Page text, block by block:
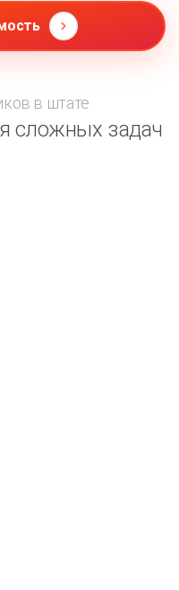
в штате
сложных задач